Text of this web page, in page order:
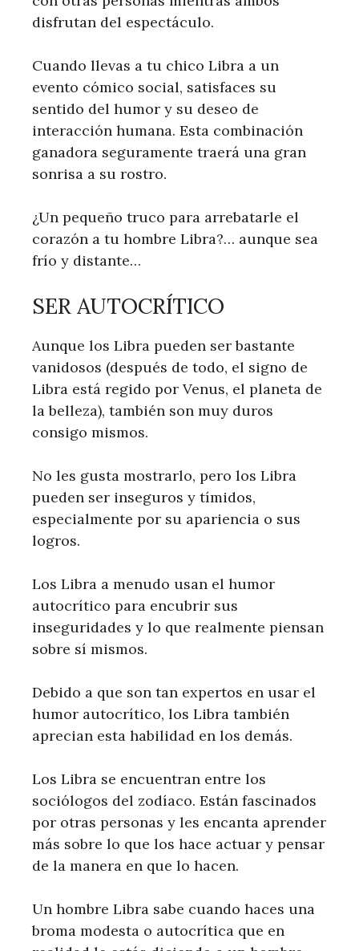
disfrutan del espectáculo.
Cuando llevas a tu chico Libra a un
evento cómico social, satisfaces su
sentido del humor y su deseo de
interacción humana. Esta combinación
ganadora seguramente traerá una gran
sonrisa a su rostro.
¿Un pequeño truco para arrebatarle el
corazón a tu hombre Libra?… aunque sea
frío y distante…
SER AUTOCRÍTICO
Aunque los Libra pueden ser bastante
vanidosos (después de todo, el signo de
Libra está regido por Venus, el planeta de
la belleza), también son muy duros
consigo mismos.
No les gusta mostrarlo, pero los Libra
pueden ser inseguros y tímidos,
especialmente por su apariencia o sus
logros.
Los Libra a menudo usan el humor
autocrítico para encubrir sus
inseguridades y lo que realmente piensan
sobre sí mismos.
Debido a que son tan expertos en usar el
humor autocrítico, los Libra también
aprecian esta habilidad en los demás.
Los Libra se encuentran entre los
sociólogos del zodíaco. Están fascinados
por otras personas y les encanta aprender
más sobre lo que los hace actuar y pensar
de la manera en que lo hacen.
Un hombre Libra sabe cuando haces una
broma modesta o autocrítica que en